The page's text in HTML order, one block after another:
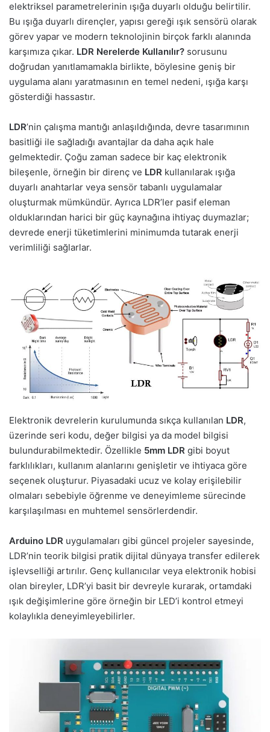
elektriksel parametrelerinin ışığa duyarlı olduğu belirtilir.
Bu ışığa duyarlı dirençler, yapısı gereği ışık sensörü olarak
görev yapar ve modern teknolojinin birçok farklı alanında
karşımıza çıkar. LDR Nerelerde Kullanılır? sorusunu
doğrudan yanıtlamamakla birlikte, böylesine geniş bir
uygulama alanı yaratmasının en temel nedeni, ışığa karşı
gösterdiği hassastır.
LDR’nin çalışma mantığı anlaşıldığında, devre tasarımının
basitliği ile sağladığı avantajlar da daha açık hale
gelmektedir. Çoğu zaman sadece bir kaç elektronik
bileşenle, örneğin bir direnç ve LDR kullanılarak ışığa
duyarlı anahtarlar veya sensör tabanlı uygulamalar
oluşturmak mümkündür. Ayrıca LDR’ler pasif eleman
olduklarından harici bir güç kaynağına ihtiyaç duymazlar;
devrede enerji tüketimlerini minimumda tutarak enerji
verimliliği sağlarlar.
Elektronik devrelerin kurulumunda sıkça kullanılan LDR,
üzerinde seri kodu, değer bilgisi ya da model bilgisi
bulundurabilmektedir. Özellikle 5mm LDR gibi boyut
farklılıkları, kullanım alanlarını genişletir ve ihtiyaca göre
seçenek oluşturur. Piyasadaki ucuz ve kolay erişilebilir
olmaları sebebiyle öğrenme ve deneyimleme sürecinde
karşılaşılması en muhtemel sensörlerdendir.
Arduino LDR uygulamaları gibi güncel projeler sayesinde,
LDR’nin teorik bilgisi pratik dijital dünyaya transfer edilerek
işlevselliği artırılır. Genç kullanıcılar veya elektronik hobisi
olan bireyler, LDR’yi basit bir devreyle kurarak, ortamdaki
ışık değişimlerine göre örneğin bir LED’i kontrol etmeyi
kolaylıkla deneyimleyebilirler.